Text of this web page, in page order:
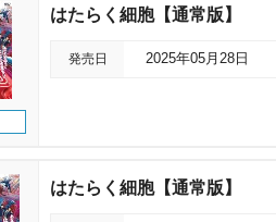
はたらく細胞【通常版】
発売日 2025年05月28日
はたらく細胞【通常版】